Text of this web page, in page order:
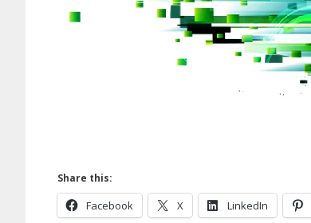
Share this:
Facebook X LinkedIn